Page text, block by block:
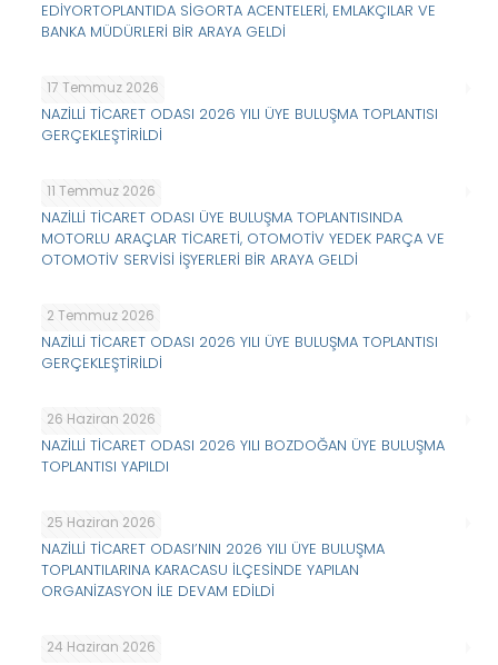
EDİYORTOPLANTIDA SİGORTA ACENTELERİ, EMLAKÇILAR VE
BANKA MÜDÜRLERİ BİR ARAYA GELDİ
17 Temmuz 2026
NAZİLLİ TİCARET ODASI 2026 YILI ÜYE BULUŞMA TOPLANTISI
GERÇEKLEŞTİRİLDİ
11 Temmuz 2026
NAZİLLİ TİCARET ODASI ÜYE BULUŞMA TOPLANTISINDA
MOTORLU ARAÇLAR TİCARETİ, OTOMOTİV YEDEK PARÇA VE
OTOMOTİV SERVİSİ İŞYERLERİ BİR ARAYA GELDİ
2 Temmuz 2026
NAZİLLİ TİCARET ODASI 2026 YILI ÜYE BULUŞMA TOPLANTISI
GERÇEKLEŞTİRİLDİ
26 Haziran 2026
NAZİLLİ TİCARET ODASI 2026 YILI BOZDOĞAN ÜYE BULUŞMA
TOPLANTISI YAPILDI
25 Haziran 2026
NAZİLLİ TİCARET ODASI’NIN 2026 YILI ÜYE BULUŞMA
TOPLANTILARINA KARACASU İLÇESİNDE YAPILAN
ORGANİZASYON İLE DEVAM EDİLDİ
24 Haziran 2026